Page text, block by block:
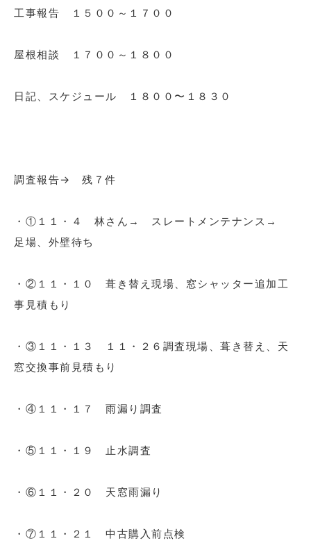
工事報告 １５００～１７００
屋根相談 １７００～１８００
日記、スケジュール １８００〜１８３０
調査報告→ 残７ 件
・①１１・４ 林さん→ スレートメンテナンス→
足場、外壁待ち
・②１１・１０ 葺き替え現場、窓シャッター追加工
事見積もり
・③１１・１３ １１・２６調査現場、葺き替え、天
窓交換事前見積もり
・④１１・１７ 雨漏り調査
・⑤１１・１９ 止水調査
・⑥１１・２０ 天窓雨漏り
・⑦１１・２１ 中古購入前点検